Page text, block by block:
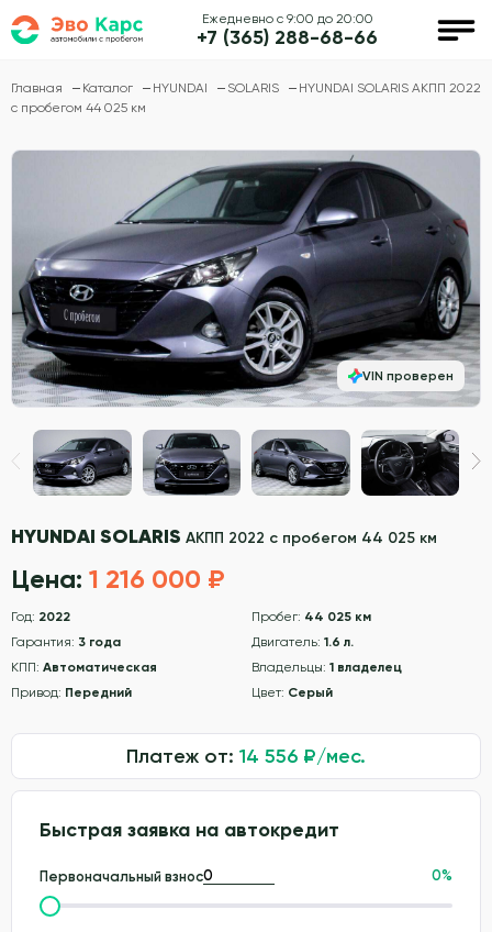
Ежедневно с 9:00 до 20:00
+7 (365) 288-68-66
Главная Каталог HYUNDAI SOLARIS
HYUNDAI SOLARIS АКПП 2022
с пробегом 44 025 км
HYUNDAI SOLARIS АКПП 2022 с пробегом 44 025 км
Цена: 1 216 000 ₽
Год: 2022 Пробег: 44 025 км
Гарантия: 3 года Двигатель: 1.6 л.
КПП: Автоматическая Владельцы: 1 владелец
Привод: Передний Цвет: Серый
Платеж от: 14 556 ₽/мес.
Быстрая заявка на автокредит
Первоначальный взнос 0%
VIN проверен